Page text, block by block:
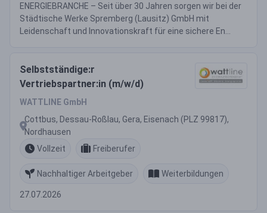
ENERGIEBRANCHE – Seit über 30 Jahren sorgen wir bei der
Städtische Werke Spremberg (Lausitz) GmbH mit
Leidenschaft und Innovationskraft für eine sichere En...
Selbstständige:r
Vertriebspartner:in (m/w/d)
WATTLINE GmbH
Cottbus, Dessau-Roßlau, Gera, Eisenach (PLZ 99817),
Nordhausen
Vollzeit
Freiberufer
Nachhaltiger Arbeitgeber Weiterbildungen
27.07.2026